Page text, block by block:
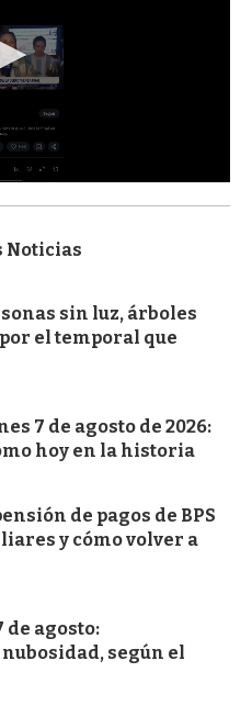
Noticias
sin luz, árboles
el temporal que
7 de agosto de 2026:
hoy en la historia
de pagos de BPS
y cómo volver a
de agosto:
según el